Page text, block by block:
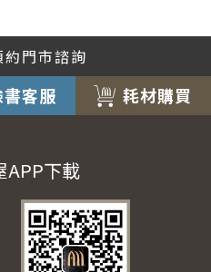
約門市諮詢
書客服 耗材購買
APP下載